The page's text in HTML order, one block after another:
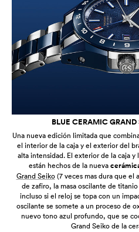
BLUE CERAMIC
Una nueva edición limitada que
el interior de la caja y el exterior del
alta intensidad. El exterior de la caja
están hechos de la nueva
Grand Seiko(7 veces mas dura que el
de zafiro, la masa oscilante de
incluso si el reloj se topa con un
oscilante se somete a un proceso de
nuevo tono azul profundo, que se
Grand Seiko de la